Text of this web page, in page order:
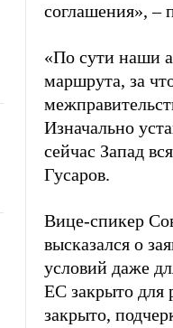
соглашения», –
«По сути наши
маршрута, за
Изначально
сейчас Запад
Гусаров.
Вице-спикер
высказался о
условий даже
ЕС закрыто для
закрыто,